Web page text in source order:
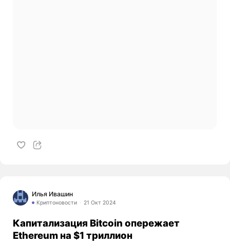
Илья Ивашин
Криптоновости 21 Окт 2024
Капитализация Bitcoin опережает
Ethereum на $1 триллион